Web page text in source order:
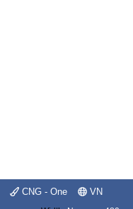
CNG - One VN